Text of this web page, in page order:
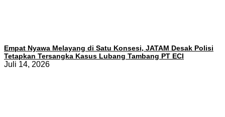
Empat Nyawa Melayang di Satu Konsesi, JATAM Desak Polisi
Tetapkan Tersangka Kasus Lubang Tambang PT ECI
Juli 14, 2026